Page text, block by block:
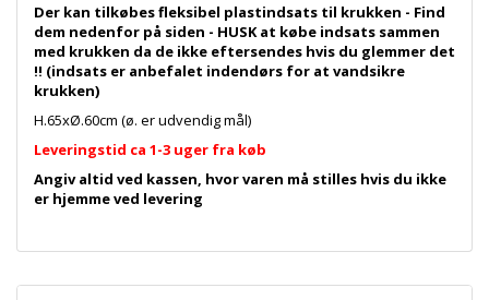
Der kan tilkøbes fleksibel plastindsats til krukken - Find
dem nedenfor på siden - HUSK at købe indsats sammen
med krukken da de ikke eftersendes hvis du glemmer det
!! (indsats er anbefalet indendørs for at vandsikre
krukken)
H.65xØ.60cm (ø. er udvendig mål)
Leveringstid ca 1-3 uger fra køb
Angiv altid ved kassen, hvor varen må stilles hvis du ikke
er hjemme ved levering